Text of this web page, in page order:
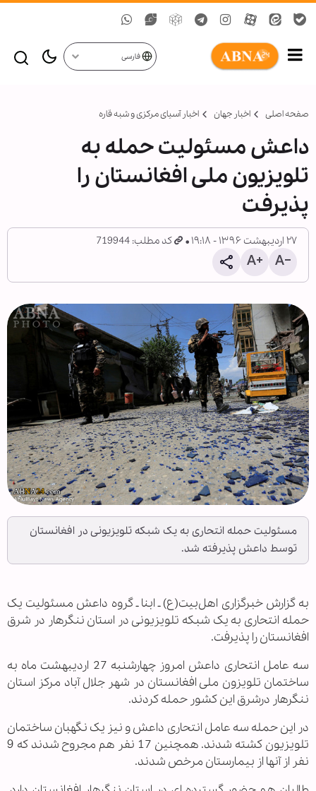
فارسی
صفحه اصلی اخبار جهان اخبار آسیای مرکزی و شبه قاره
داعش مسئولیت حمله به
تلویزیون ملی افغانستان را
پذیرفت
۲۷ اردیبهشت ۱۳۹۶ - ۱۹:۱۸ کد مطلب: 719944
مسئولیت حمله انتحاری به یک شبکه تلویزیونی در افغانستان
توسط داعش پذیرفته شد.
به گزارش خبرگزاری اهل‌بیت(ع) ـ ابنا ـ گروه داعش مسئولیت یک
حمله انتحاری به یک شبکه تلویزیونی در استان ننگرهار در شرق
افغانستان را پذیرفت.
سه عامل انتحاری داعش امروز چهارشنبه 27 اردیبهشت ماه به
ساختمان تلویزون ملی افغانستان در شهر جلال آباد مرکز استان
ننگرهار درشرق این کشور حمله کردند.
در این حمله سه عامل انتحاری داعش و نیز یک نگهبان ساختمان
تلویزیون کشته شدند. همچنین 17 نفر هم مجروح شدند که 9
نفر از آنها از بیمارستان مرخص شدند.